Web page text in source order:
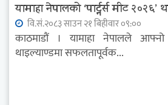
यामाहा नेपालको ‘पार्ट्नर्स मीट २०२६’
वि.सं.२०८३ साउन २१ बिहीवार ०९:००
काठमाडौं । यामाहा नेपालले आफ्नो
थाइल्याण्डमा सफलतापूर्वक...